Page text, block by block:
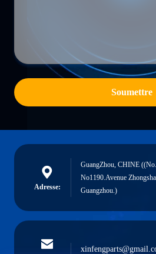
Soumettre
Adresse:
GuangZhou, CHINE
No1190.Avenue
Guangzhou.)